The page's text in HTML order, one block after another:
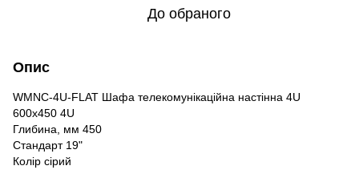
До обраного
Опис
WMNC-4U-FLAT Шафа телекомунікаційна настінна 4U
600x450 4U
Глибина, мм 450
Стандарт 19"
Колір сірий